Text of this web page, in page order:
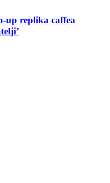
up replika caffea